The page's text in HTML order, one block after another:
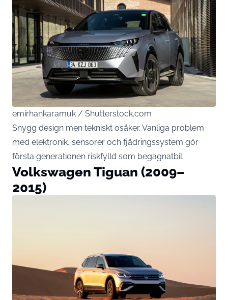
emirhankaramuk / Shutterstock.com
Snygg design men tekniskt osäker. Vanliga problem
med elektronik, sensorer och fjädringssystem gör
första generationen riskfylld som begagnatbil.
Volkswagen Tiguan (2009–
2015)